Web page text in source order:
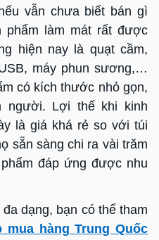
vẫn chưa biết bán gì
phẩm làm mát rất được
hiện nay là quạt cầm,
máy phun sương,…
có kích thước nhỏ gọn,
người. Lợi thế khi kinh
là giá khá rẻ so với túi
sẵn sàng chi ra vài trăm
đáp ứng được nhu
dạng, bạn có thể tham
mua hàng Trung Quốc